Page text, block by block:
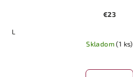
€23
L
Skladom(1 ks)